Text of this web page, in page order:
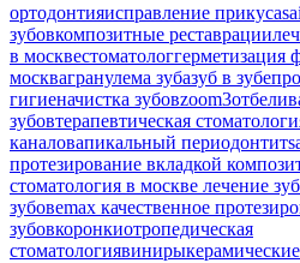
ортодонтияисправление прикуса
зубовкомпозитные реставрации
в москвестоматологгерметизация
москвагранулема зубазуб в зубе
гигиеначистка зубовzoom3
зубовтерапевтическая
каналовапикальный периодонтит
протезирование вкладкой
стоматология в москве лечение
зубовemax качественное
зубовкоронкиотропедическая
стоматологиявиниры